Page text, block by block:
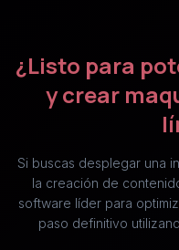
¿Listo para
y crear
Si buscas desplegar una
la creación de
software líder para
paso definitivo